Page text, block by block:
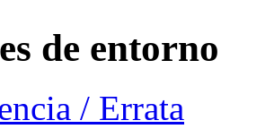
de entorno
/ Errata